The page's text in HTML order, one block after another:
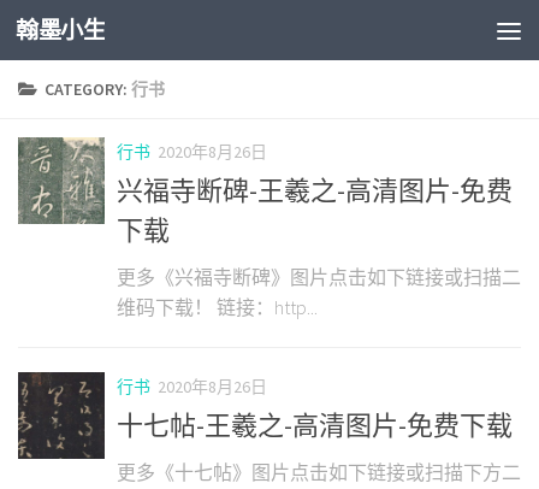
Skip to content
翰墨小生
CATEGORY: 行书
行书 2020年8月26日
兴福寺断碑-王羲之-高清图片-免费
下载
更多《兴福寺断碑》图片点击如下链接或扫描二
维码下载！ 链接：http...
行书 2020年8月26日
十七帖-王羲之-高清图片-免费下载
更多《十七帖》图片点击如下链接或扫描下方二